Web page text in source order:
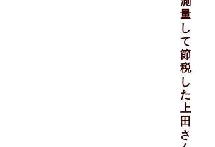
量
し
て
節
税
し
た
上
田
さ